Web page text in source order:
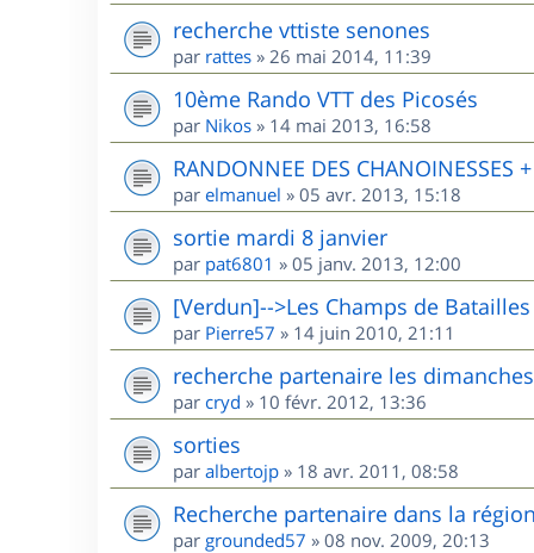
recherche vttiste senones
par rattes » 26 mai 2014, 11:39
10ème Rando VTT des Picosés
par Nikos » 14 mai 2013, 16:58
RANDONNEE DES CHANOINESSES
par elmanuel » 05 avr. 2013, 15:18
sortie mardi 8 janvier
par pat6801 » 05 janv. 2013, 12:00
[Verdun]-->Les Champs de Batailles
par Pierre57 » 14 juin 2010, 21:11
recherche partenaire les
par cryd » 10 févr. 2012, 13:36
sorties
par albertojp » 18 avr. 2011, 08:58
Recherche partenaire dans la
par grounded57 » 08 nov. 2009, 20:13